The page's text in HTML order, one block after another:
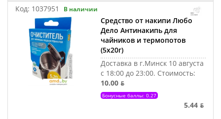
Код: 1037951 В наличии
Средство от накипи Любо
Дело Антинакипь для
чайников и термопотов
(5х20г)
Доставка в г.Минск 10 августа
с 18:00 до 23:00. Стоимость:
10.00 ƃ
Бонусные баллы: 0.27
5.44 ƃ